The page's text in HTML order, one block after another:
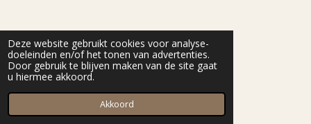
Deze website gebruikt cookies voor analyse-
doeleinden en/of het tonen van advertenties.
Door gebruik te blijven maken van de site gaat
u hiermee akkoord.
Akkoord